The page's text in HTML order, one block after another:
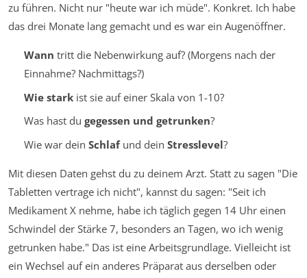
zu führen. Nicht nur "heute war ich müde". Konkret. Ich habe
das drei Monate lang gemacht und es war ein Augenöffner.
Wann tritt die Nebenwirkung auf? (Morgens nach der
Einnahme? Nachmittags?)
Wie starkist sie auf einer Skala von 1-10?
Was hast du gegessen und getrunken?
Wie war dein Schlafund dein Stresslevel?
Mit diesen Daten gehst du zu deinem Arzt. Statt zu sagen "Die
Tabletten vertrage ich nicht", kannst du sagen: "Seit ich
Medikament X nehme, habe ich täglich gegen 14 Uhr einen
Schwindel der Stärke 7, besonders an Tagen, wo ich wenig
getrunken habe." Das ist eine Arbeitsgrundlage. Vielleicht ist
ein Wechsel auf ein anderes Präparat aus derselben oder